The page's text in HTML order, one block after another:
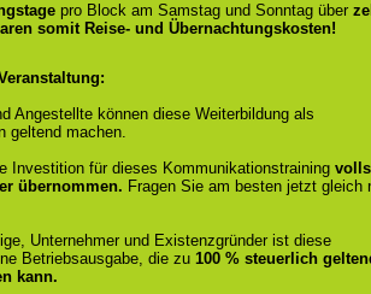
pro Block am Samstag und Sonntag über
somit Reise- und Übernachtungskosten!
Angestellte können diese Weiterbildung als
geltend machen.
Investition für dieses Kommunikationstraining
übernommen. Fragen Sie am besten jetzt gleich
Unternehmer und Existenzgründer ist diese
Betriebsausgabe, die zu 100 % steuerlich
kann.